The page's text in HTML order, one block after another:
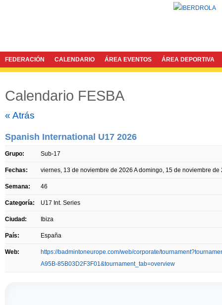
FEDERACIÓN CALENDARIO ÁREA EVENTOS ÁREA DEPORTIVA
Calendario FESBA
« Atrás
Spanish International U17 2026
Grupo: Sub-17
Fechas: viernes, 13 de noviembre de 2026 Adomingo, 15 de noviembre de
Semana: 46
Categoría: U17 Int. Series
Ciudad: Ibiza
País: España
Web:
https://badmintoneurope.com/web/corporate/
A95B-85B03D2F3F01&tournament_tab=overview